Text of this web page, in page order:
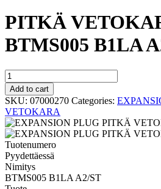
PITKÄ
BTMS005 B1LA
PITKÄ
VETOKARA
BTMS005
B1LA
A2/ST
quantity
Add to cart
SKU: 07000270 Categories:
VETOKARA
Tuotenumero
Pyydettäessä
Nimitys
BTMS005 B1LA A2/ST